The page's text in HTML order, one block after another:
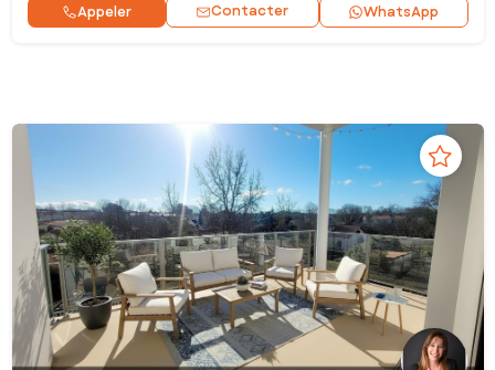
Appeler Contacter WhatsApp